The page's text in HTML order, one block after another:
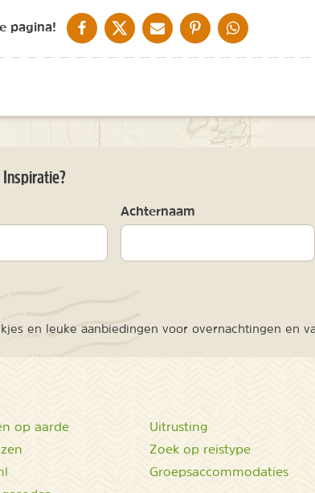
pagina! DELEN OP FACEBOOK
DELEN OP XDELEN VIA DE MAIL
DELEN OP PINTEREST
DELEN OP
Achternaam
en leuke aanbiedingen voor overnachtingen en
op aarde
Uitrusting
Zoek op reistype
Groepsaccommodaties